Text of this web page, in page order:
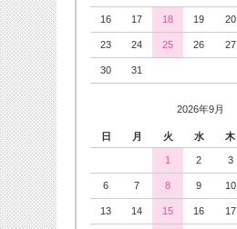
16 17 18 19 20
23 24 25 26 27
30 31
2026年9月
日 月 火 水 木
1 2 3
6 7 8 9 10
13 14 15 16 17